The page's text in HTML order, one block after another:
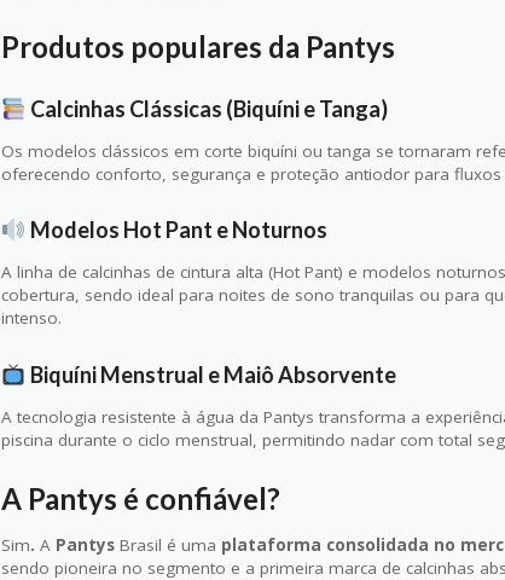
Produtos populares da Pantys
Calcinhas Clássicas (Biquíni e Tanga)
Os modelos clássicos em corte biquíni ou tanga se tornaram
oferecendo conforto, segurança e proteção antiodor para
Modelos Hot Pant e Noturnos
A linha de calcinhas de cintura alta (Hot Pant) e modelos
cobertura, sendo ideal para noites de sono tranquilas ou para
intenso.
Biquíni Menstrual e Maiô Absorvente
A tecnologia resistente à água da Pantys transforma a
piscina durante o ciclo menstrual, permitindo nadar com total
A Pantys é confiável?
Sim. A Pantys Brasil é uma plataforma consolidada no
sendo pioneira no segmento e a primeira marca de calcinhas